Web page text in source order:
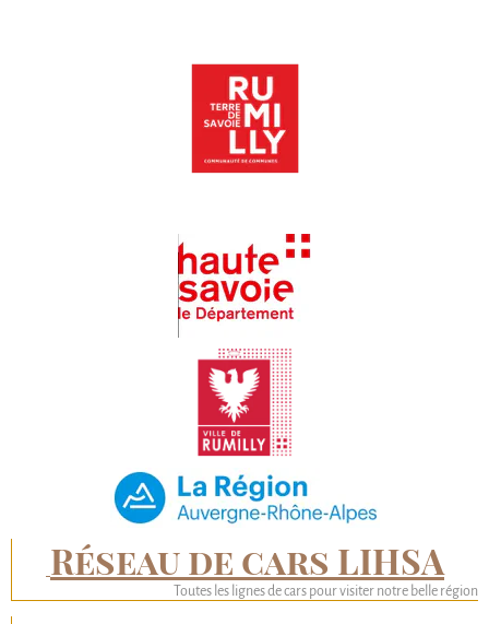
Réseau de cars LIHSA
Toutes les lignes de cars pour visiter notre belle région